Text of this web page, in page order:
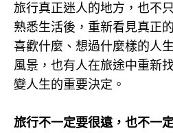
旅行真正迷人的地方，也不
熟悉生活後，重新看見真正
喜歡什麼、想過什麼樣的人
風景，也有人在旅途中重新
變人生的重要決定。
旅行不一定要很遠，也不一